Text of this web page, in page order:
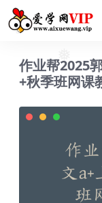
❅
作业帮2025
+秋季班网课